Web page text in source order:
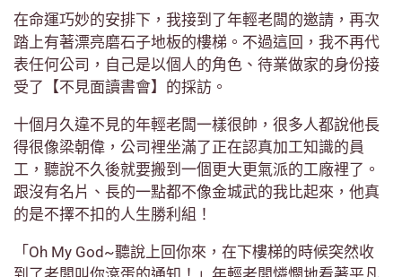
在命運巧妙的安排下，我接到了年輕老闆的邀請，再次
踏上有著漂亮磨石子地板的樓梯。不過這回，我不再代
表任何公司，自己是以個人的角色、待業做家的身份接
受了【不見面讀書會】的採訪。
十個月久違不見的年輕老闆一樣很帥，很多人都說他長
得很像梁朝偉，公司裡坐滿了正在認真加工知識的員
工，聽說不久後就要搬到一個更大更氣派的工廠裡了。
跟沒有名片、長的一點都不像金城武的我比起來，他真
的是不擇不扣的人生勝利組！
「Oh My God~聽說上回你來，在下樓梯的時候突然收